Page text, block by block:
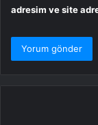
adresim ve site